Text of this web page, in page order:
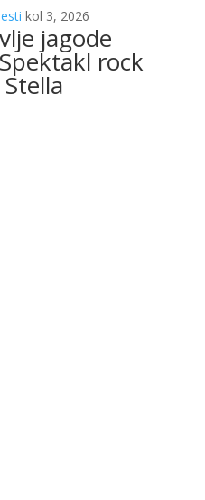
kol 3, 2026
jagode
rock